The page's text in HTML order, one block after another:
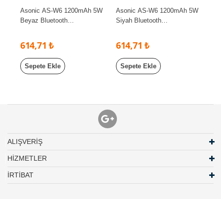
Asonic AS-W6 1200mAh 5W
Beyaz Bluetooth
614,71 ₺
Sepete Ekle
Asonic AS-W6 1200mAh 5W
Siyah Bluetooth
614,71 ₺
Sepete Ekle
ALIŞVERİŞ
HİZMETLER
İRTİBAT